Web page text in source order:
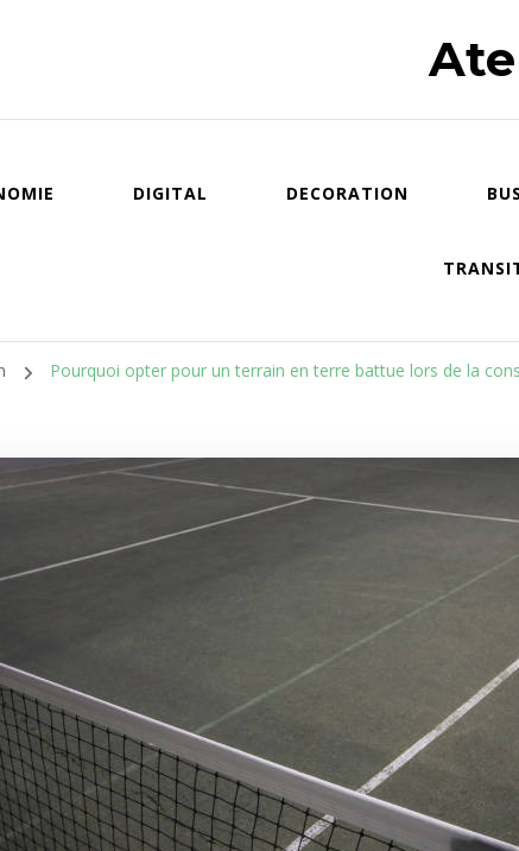
DIGITAL DECORATION
Pourquoi opter pour un terrain en terre battue lors de la